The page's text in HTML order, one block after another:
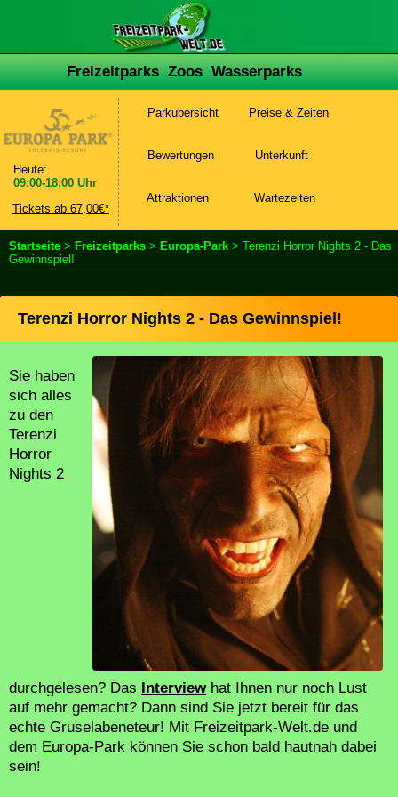
Freizeitparks Zoos Wasserparks
Heute:
09:00-18:00 Uhr
Tickets ab 67,00€*
Parkübersicht Preise & Zeiten
Bewertungen Unterkunft
Attraktionen Wartezeiten
Startseite > Freizeitparks > Europa-Park > Terenzi Horror Nights 2 - Das
Gewinnspiel!
Terenzi Horror Nights 2 - Das Gewinnspiel!
Sie haben
sich alles
zu den
Terenzi
Horror
Nights 2
durchgelesen? Das Interviewhat Ihnen nur noch Lust
auf mehr gemacht? Dann sind Sie jetzt bereit für das
echte Gruselabeneteur! Mit Freizeitpark-Welt.de und
dem Europa-Park können Sie schon bald hautnah dabei
sein!